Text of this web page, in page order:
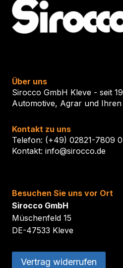
Über uns
Sirocco GmbH Kleve - seit
Automotive, Agrar und
Kontakt zu uns
Telefon: (+49) 02821-7809 0
Kontakt: info@sirocco.de
Besuchen Sie uns vor Ort
Sirocco GmbH
Müschenfeld 15
DE-47533 Kleve
Vertrag widerrufen